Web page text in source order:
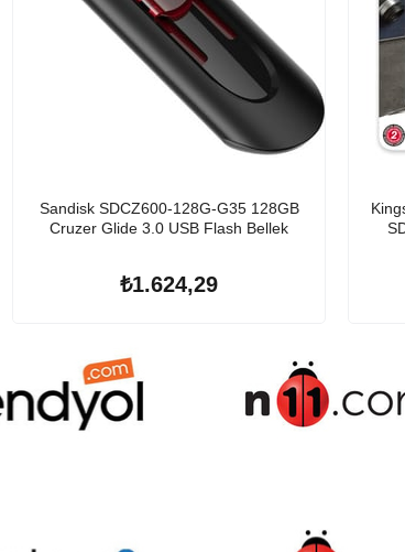
Sandisk SDCZ600-128G-G35 128GB
Cruzer Glide 3.0 USB Flash Bellek
₺1.624,29